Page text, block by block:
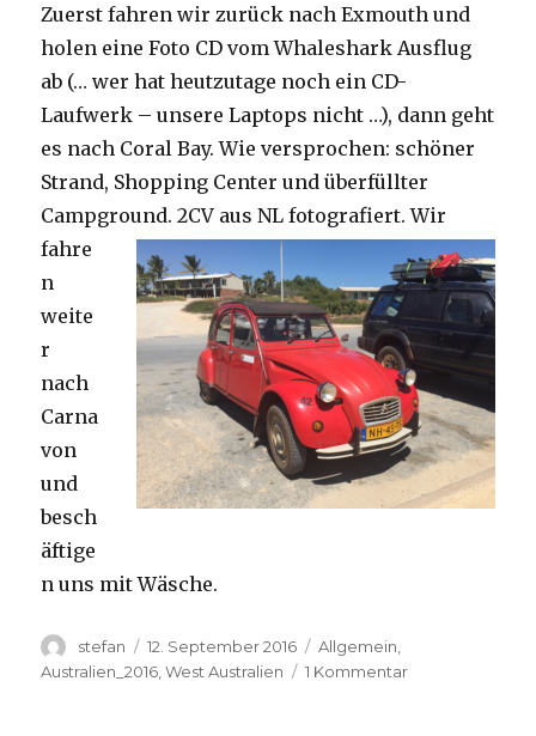
Zuerst fahren wir zurück nach Exmouth und
holen eine Foto CD vom Whaleshark Ausflug
ab (… wer hat heutzutage noch ein CD-
Laufwerk – unsere Laptops nicht …), dann geht
es nach Coral Bay. Wie versprochen: schöner
Strand, Shopping Center und überfüllter
Campground.2CV aus NL fotografiert. Wir
fahre
n
weite
r
nach
Carna
von
und
besch
äftige
n uns mit Wäsche.
Autor
stefan
Veröffentlicht
am
12. September 2016 Kategorien
Allgemein
Australien_2016 ,West Australien 1 Kommentarzu